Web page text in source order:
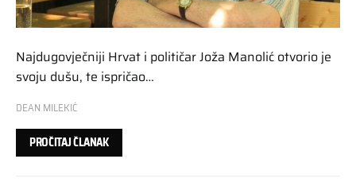
Najdugovječniji Hrvat i političar Joža Manolić otvorio je
svoju dušu, te ispričao…
DEAN MILEKIĆ
PROČITAJ ČLANAK